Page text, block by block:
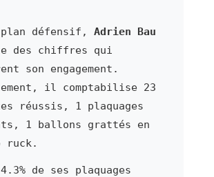
défensif, Adrien Bau
des chiffres qui
son engagement.
il comptabilise 23
réussis, 1 plaquages
1 ballons grattés en
ruck.
de ses plaquages